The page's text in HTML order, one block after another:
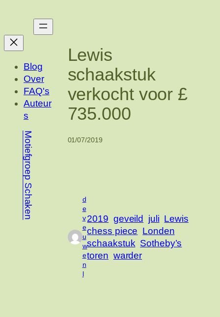
de
inhoud
Blog
Over
FAQ's
Auteur
s
Motiefgroep Schaken
Lewis
schaakstuk
verkocht voor £
735.000
01/07/2019
d
e
v
e
u
w
e
n
l
2019 geveild juli Lewis
chess piece Londen
schaakstuk Sotheby’s
toren warder